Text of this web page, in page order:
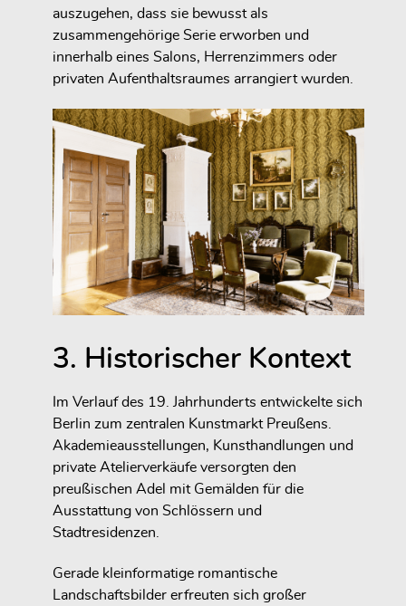
auszugehen, dass sie bewusst als
zusammengehörige Serie erworben und
innerhalb eines Salons, Herrenzimmers oder
privaten Aufenthaltsraumes arrangiert wurden.
3. Historischer Kontext
Im Verlauf des 19. Jahrhunderts entwickelte sich
Berlin zum zentralen Kunstmarkt Preußens.
Akademieausstellungen, Kunsthandlungen und
private Atelierverkäufe versorgten den
preußischen Adel mit Gemälden für die
Ausstattung von Schlössern und
Stadtresidenzen.
Gerade kleinformatige romantische
Landschaftsbilder erfreuten sich großer